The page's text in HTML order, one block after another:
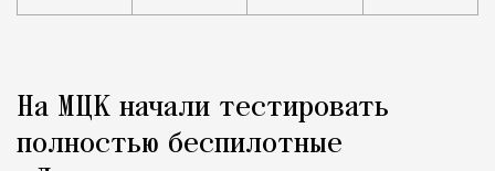
Город
На МЦК начали тестировать
полностью беспилотные